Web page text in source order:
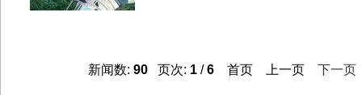
新闻数:90 页次: 1 /6 首页 上一页下一页